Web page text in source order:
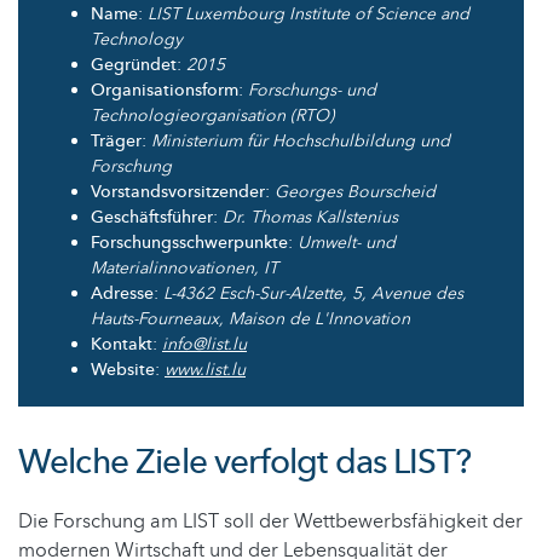
Name: LIST Luxembourg Institute of Science and
Technology
Gegründet: 2015
Organisationsform: Forschungs- und
Technologieorganisation (RTO)
Träger: Ministerium für Hochschulbildung und
Forschung
Vorstandsvorsitzender: Georges Bourscheid
Geschäftsführer: Dr. Thomas Kallstenius
Forschungsschwerpunkte: Umwelt- und
Materialinnovationen, IT
Adresse: L-4362 Esch-Sur-Alzette, 5, Avenue des
Hauts-Fourneaux, Maison de L'Innovation
Kontakt: info@list.lu
Website: www.list.lu
Welche Ziele verfolgt das LIST?
Die Forschung am LIST soll der Wettbewerbsfähigkeit der
modernen Wirtschaft und der Lebensqualität der